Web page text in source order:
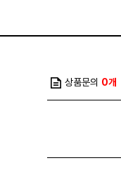
상품문의 0개